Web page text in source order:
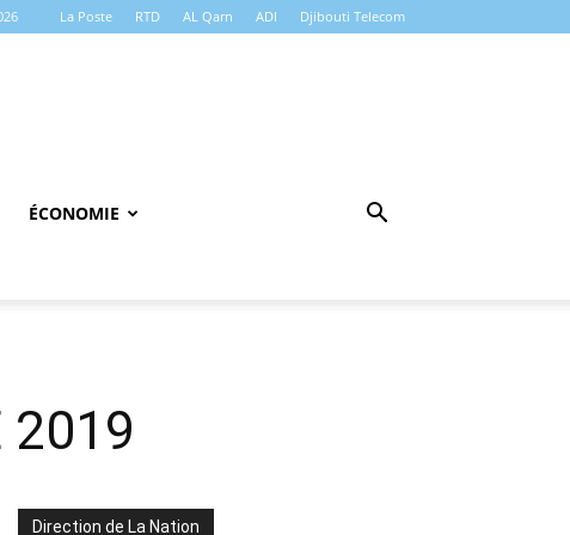
La Poste RTD AL Qarn ADI Djibouti Telecom
ÉCONOMIE
2019
Direction de La Nation